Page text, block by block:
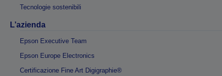
Tecnologie sostenibili
L’azienda
Epson Executive Team
Epson Europe Electronics
Certificazione Fine Art Digigraphie®